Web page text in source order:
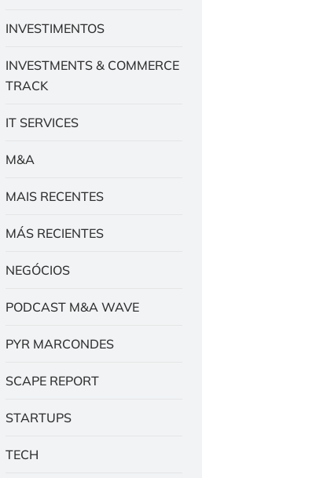
INVESTIMENTOS
INVESTMENTS & COMMERCE
TRACK
IT SERVICES
M&A
MAIS RECENTES
MÁS RECIENTES
NEGÓCIOS
PODCAST M&A WAVE
PYR MARCONDES
SCAPE REPORT
STARTUPS
TECH